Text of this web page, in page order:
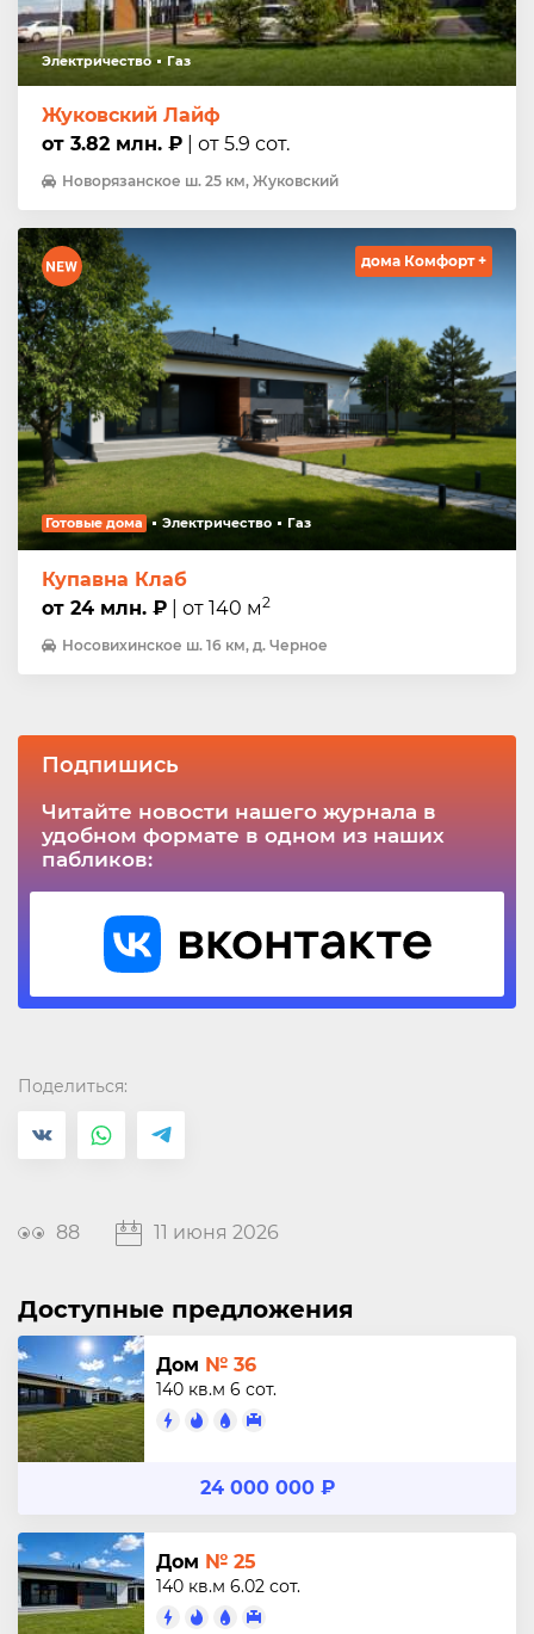
Электричество Газ
Жуковский Лайф
от 3.82 млн. ₽ | от 5.9 сот.
Новорязанское ш. 25 км, Жуковский
дома Комфорт +
Готовые дома Электричество Газ
Купавна Клаб
от 24 млн. ₽ | от 140 м2
Носовихинское ш. 16 км, д. Черное
Подпишись
Читайте новости нашего журнала в
удобном формате в одном из наших
пабликов:
Поделиться:
88 11 июня 2026
Доступные предложения
Дом № 36
140 кв.м 6 сот.
24 000 000 ₽
Дом № 25
140 кв.м 6.02 сот.